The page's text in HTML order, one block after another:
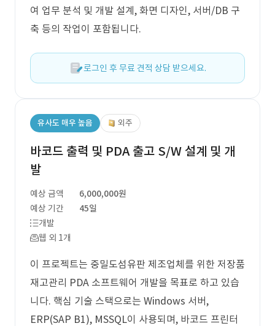
여 업무 분석 및 개발 설계, 화면 디자인, 서버/DB 구
축 등의 작업이 포함됩니다.
로그인 후 무료 견적 상담 받으세요.
유사도 매우 높음 외주
바코드 출력 및 PDA 출고 S/W 설계 및 개
발
예상 금액
6,000,000원
예상 기간
45일
개발
웹 외 1개
이 프로젝트는 중밀도섬유판 제조업체를 위한 저장품
재고관리 PDA 소프트웨어 개발을 목표로 하고 있습
니다. 핵심 기술 스택으로는 Windows 서버,
ERP(SAP B1), MSSQL이 사용되며, 바코드 프린터